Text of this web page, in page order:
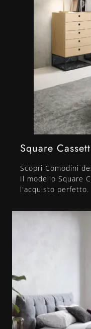
Square
Scopri Comodini
Il modello Square
l'acquisto perfetto.